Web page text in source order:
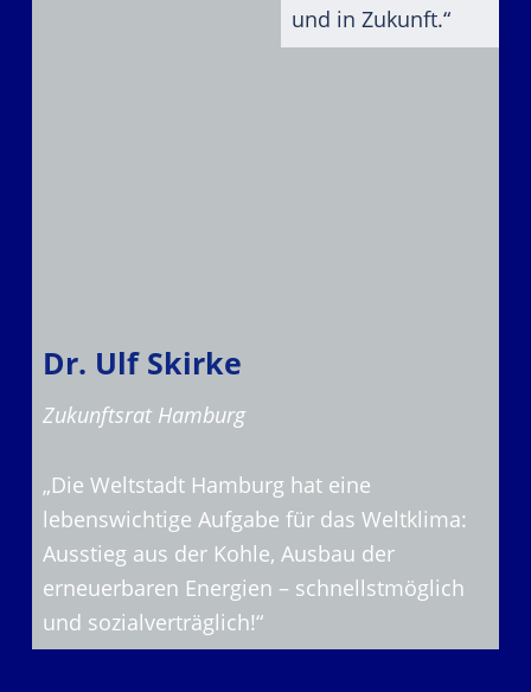
und in Zukunft.“
Dr. Ulf Skirke
Zukunftsrat Hamburg
„Die Weltstadt Hamburg hat eine
lebenswichtige Aufgabe für das Weltklima:
Ausstieg aus der Kohle, Ausbau der
erneuerbaren Energien – schnellstmöglich
und sozialverträglich!“